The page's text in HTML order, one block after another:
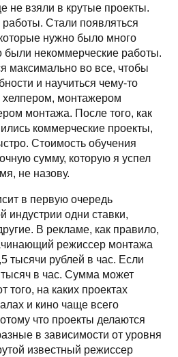
не взяли в крутые проекты.
Стали появляться
нужно было много
были некоммерческие работы.
максимально во все, чтобы
и научиться чему-то
монтажером
монтажа. После того, как
коммерческие проекты,
Стоимость обучения
сумму, которую я успел
не назову.
в первую очередь
индустрии одни ставки,
В рекламе, как правило,
режиссер монтажа
тысячи рублей в час. Если
в час. Сумма может
того, на каких проектах
и кино чаще всего
что проекты делаются
в зависимости от уровня
известный режиссер